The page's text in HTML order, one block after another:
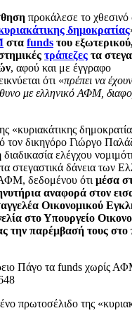
προκάλεσε το χθεσινό
δημοκρατίας
στα funds του
τράπεζες τα
, αφού και με έγγραφο
ότι «πρέπει να
με ελληνικό ΑΦΜ,
«κυριακάτικης
τον δικηγόρο Γιώργο
διαδικασία ελέγχου
στεγαστικά δάνεια των
δεδομένου ότι μέσα
αναφορά στον
Οικονομικού
στο Υπουργείο
την παρέμβασή τους στο
πρωτοσέλιδο της